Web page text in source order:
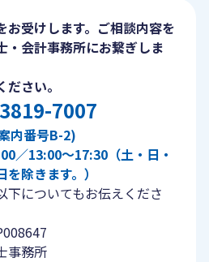
お受けします。ご相談内容を
・会計事務所にお繋ぎしま
さい。
7007
内番号B-2)
／13:00〜17:30（土・日・
除きます。）
下についてもお伝えくださ
事務所